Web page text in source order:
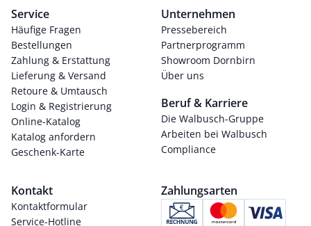
Service
Häufige Fragen
Bestellungen
Zahlung & Erstattung
Lieferung & Versand
Retoure & Umtausch
Login & Registrierung
Online-Katalog
Katalog anfordern
Geschenk-Karte
Unternehmen
Pressebereich
Partnerprogramm
Showroom Dornbirn
Über uns
Beruf & Karriere
Die Walbusch-Gruppe
Arbeiten bei Walbusch
Compliance
Kontakt
Kontaktformular
Service-Hotline
Zahlungsarten